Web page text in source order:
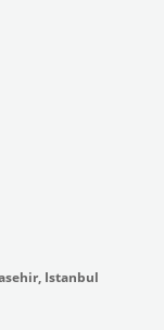
Istanbul